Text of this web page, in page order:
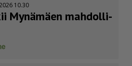
10.30
Mynämäen mahdol­li­